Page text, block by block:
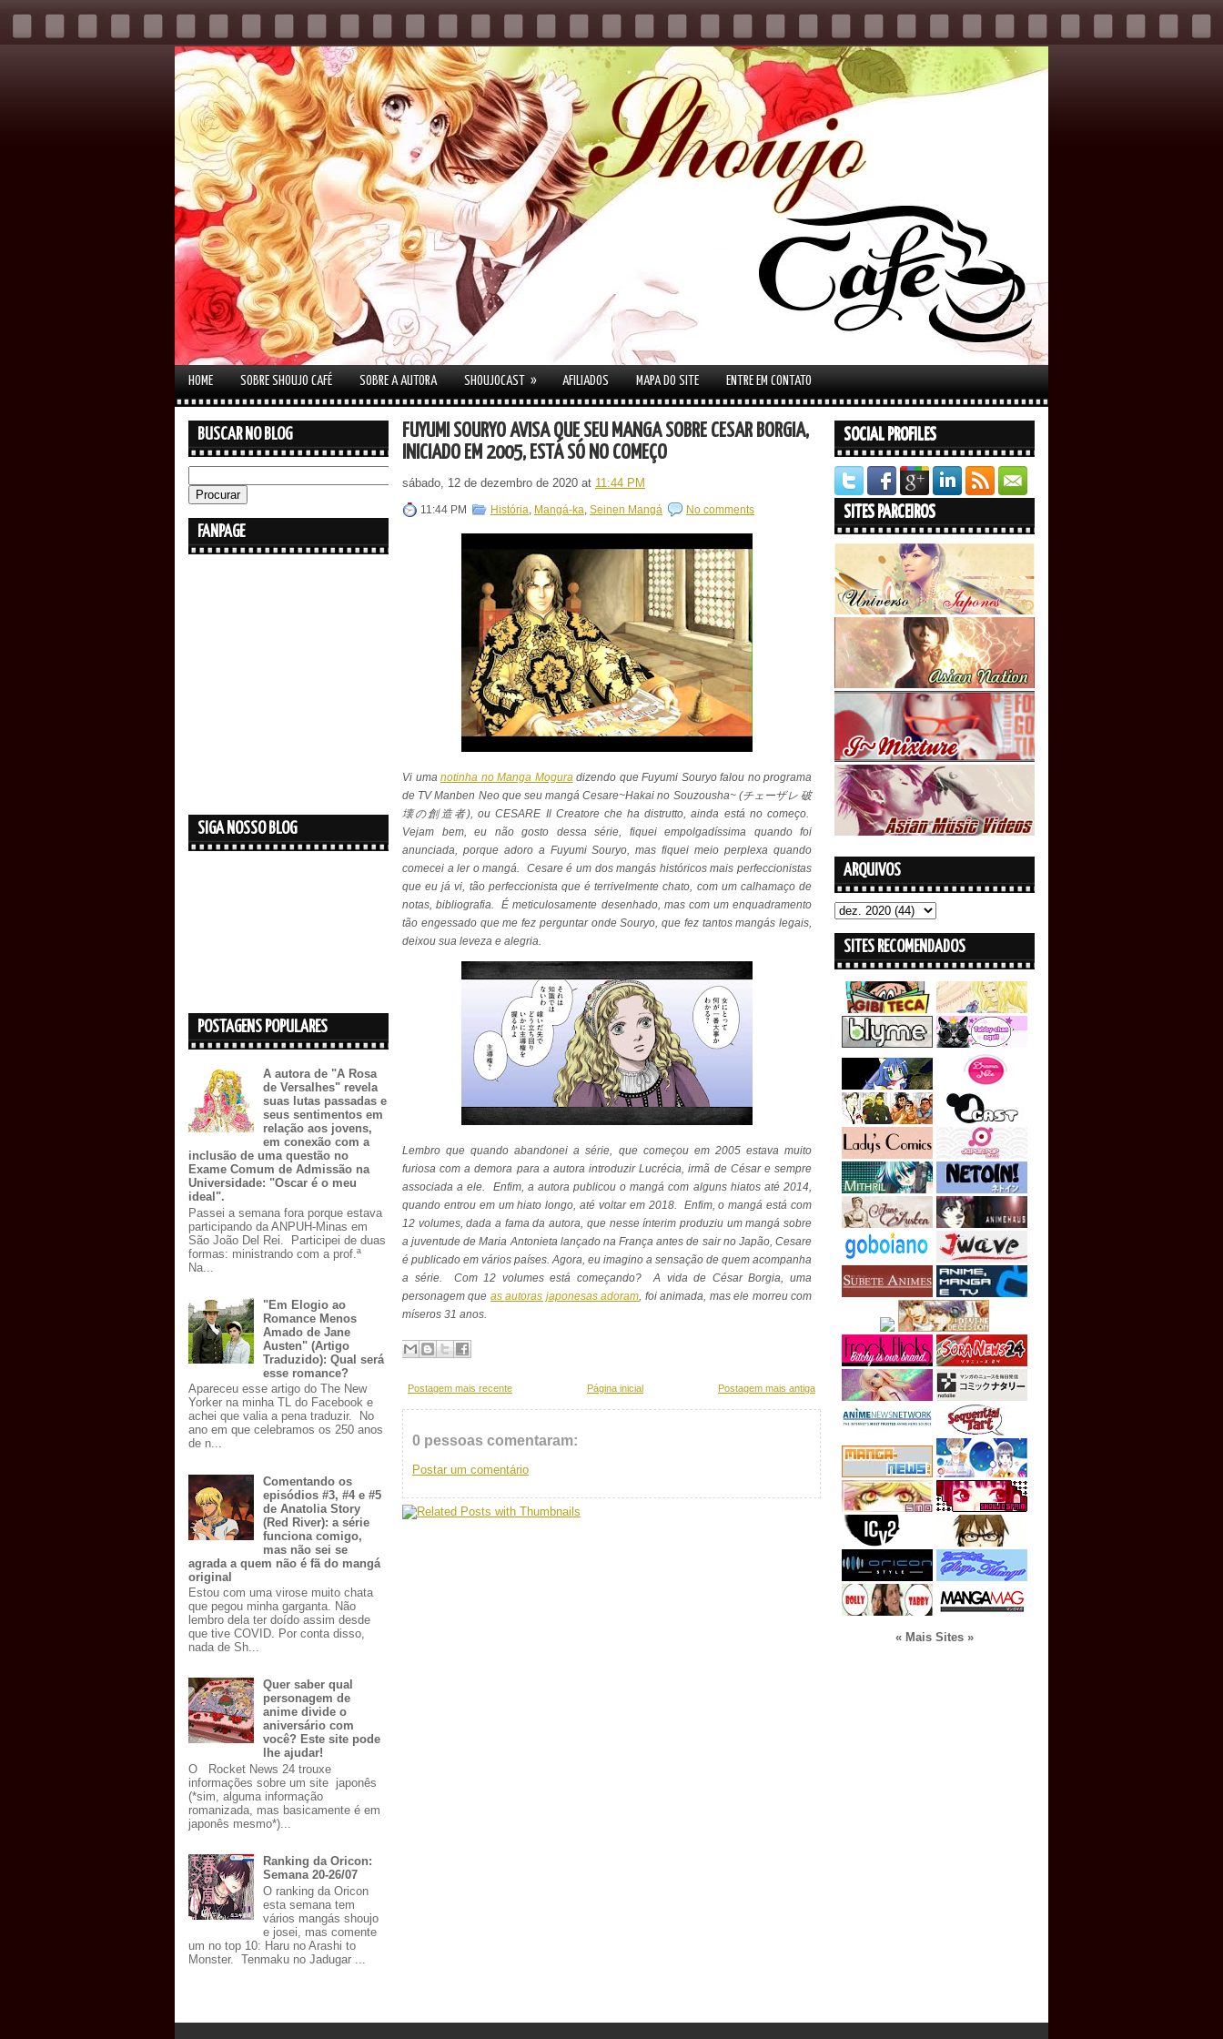
HOME SOBRE SHOUJO CAFÉ SOBRE A AUTORA SHOUJOCAST » AFILIADOS MAPA DO SITE ENTRE EM CONTATO
BUSCAR NO BLOG
FANPAGE
SIGA NOSSO BLOG
POSTAGENS POPULARES
A autora de "A Rosa
de Versalhes" revela
suas lutas passadas e
seus sentimentos em
relação aos jovens,
em conexão com a
inclusão de uma questão no
Exame Comum de Admissão na
Universidade: "Oscar é o meu
ideal".
Passei a semana fora porque estava
participando da ANPUH-Minas em
São João Del Rei. Participei de duas
formas: ministrando com a prof.ª
Na...
"Em Elogio ao
Romance Menos
Amado de Jane
Austen" (Artigo
Traduzido): Qual será
esse romance?
Apareceu esse artigo do The New
Yorker na minha TL do Facebook e
achei que valia a pena traduzir. No
ano em que celebramos os 250 anos
de n...
Comentando os
episódios #3, #4 e #5
de Anatolia Story
(Red River): a série
funciona comigo,
mas não sei se
agrada a quem não é fã do mangá
original
Estou com uma virose muito chata
que pegou minha garganta. Não
lembro dela ter doído assim desde
que tive COVID. Por conta disso,
nada de Sh...
Quer saber qual
personagem de
anime divide o
aniversário com
você? Este site pode
lhe ajudar!
O Rocket News 24 trouxe
informações sobre um site japonês
(*sim, alguma informação
romanizada, mas basicamente é em
japonês mesmo*)...
Ranking da Oricon:
Semana 20-26/07
O ranking da Oricon
esta semana tem
vários mangás shoujo
e josei, mas comente
um no top 10: Haru no Arashi to
Monster. Tenmaku no Jadugar ...
FUYUMI SOURYO AVISA QUE SEU MANGÁ SOBRE CÉSAR BORGIA,
INICIADO EM 2005, ESTÁ SÓ NO COMEÇO
sábado, 12 de dezembro de 2020 at 11:44 PM
11:44 PM História, Mangá-ka, Seinen Mangá No comments
Vi uma notinha no Manga Moguradizendo que Fuyumi Souryo falou no programa
de TV Manben Neo que seu mangá Cesare~Hakai no Souzousha~ (チェーザレ 破
壊の創造者), ou CESARE Il Creatore che ha distrutto, ainda está no começo.
Vejam bem, eu não gosto dessa série, fiquei empolgadíssima quando foi
anunciada, porque adoro a Fuyumi Souryo, mas fiquei meio perplexa quando
comecei a ler o mangá. Cesare é um dos mangás históricos mais perfeccionistas
que eu já vi, tão perfeccionista que é terrivelmente chato, com um calhamaço de
notas, bibliografia. É meticulosamente desenhado, mas com um enquadramento
tão engessado que me fez perguntar onde Souryo, que fez tantos mangás legais,
deixou sua leveza e alegria.
Lembro que quando abandonei a série, que começou em 2005 estava muito
furiosa com a demora para a autora introduzir Lucrécia, irmã de César e sempre
associada a ele. Enfim, a autora publicou o mangá com alguns hiatos até 2014,
quando entrou em um hiato longo, até voltar em 2018. Enfim, o mangá está com
12 volumes, dada a fama da autora, que nesse ínterim produziu um mangá sobre
a juventude de Maria Antonieta lançado na França antes de sair no Japão, Cesare
é publicado em vários países. Agora, eu imagino a sensação de quem acompanha
a série. Com 12 volumes está começando? A vida de César Borgia, uma
personagem que as autoras japonesas adoram, foi animada, mas ele morreu com
míseros 31 anos.
Postagem mais recente Postagem mais antiga
Página inicial
0 pessoas comentaram:
Postar um comentário
SOCIAL PROFILES
SITES PARCEIROS
ARQUIVOS
SITES RECOMENDADOS
« Mais Sites »